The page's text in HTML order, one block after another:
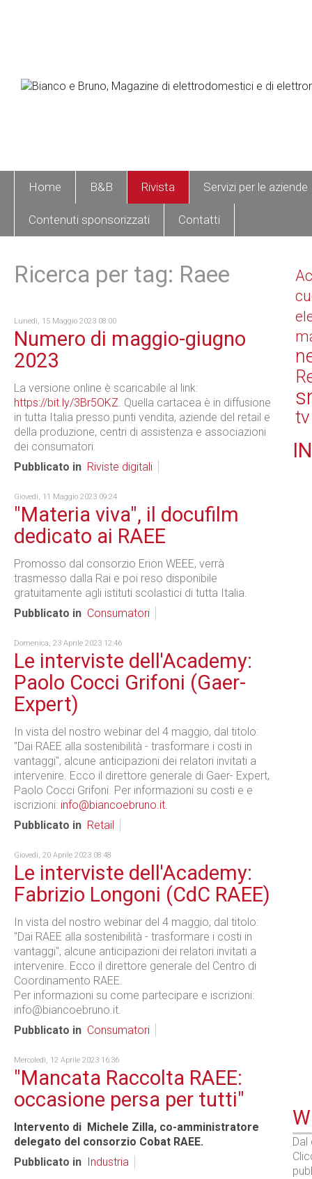
Home B&B Rivista Servizi per le aziende
Contenuti sponsorizzati Contatti
Ricerca per tag: Raee
Lunedì, 15 Maggio 2023 08:00
Numero di maggio-giugno
2023
La versione online è scaricabile al link:
https://bit.ly/3Br5OKZ. Quella cartacea è in diffusione
in tutta Italia presso punti vendita, aziende del retail e
della produzione, centri di assistenza e associazioni
dei consumatori.
Pubblicato in Riviste digitali
Giovedì, 11 Maggio 2023 09:24
"Materia viva", il docufilm
dedicato ai RAEE
Promosso dal consorzio Erion WEEE, verrà
trasmesso dalla Rai e poi reso disponibile
gratuitamente agli istituti scolastici di tutta Italia.
Pubblicato in Consumatori
Domenica, 23 Aprile 2023 12:46
Le interviste dell'Academy:
Paolo Cocci Grifoni (Gaer-
Expert)
In vista del nostro webinar del 4 maggio, dal titolo:
"Dai RAEE alla sostenibilità - trasformare i costi in
vantaggi", alcune anticipazioni dei relatori invitati a
intervenire. Ecco il direttore generale di Gaer- Expert,
Paolo Cocci Grifoni. Per informazioni su costi e e
iscrizioni: info@biancoebruno.it.
Pubblicato in Retail
Giovedì, 20 Aprile 2023 08:48
Le interviste dell'Academy:
Fabrizio Longoni (CdC RAEE)
In vista del nostro webinar del 4 maggio, dal titolo:
"Dai RAEE alla sostenibilità - trasformare i costi in
vantaggi", alcune anticipazioni dei relatori invitati a
intervenire. Ecco il direttore generale del Centro di
Coordinamento RAEE.
Per informazioni su come partecipare e iscrizioni:
info@biancoebruno.it.
Pubblicato in Consumatori
Mercoledì, 12 Aprile 2023 16:36
"Mancata Raccolta RAEE:
occasione persa per tutti"
Intervento di Michele Zilla, co-amministratore
delegato del consorzio Cobat RAEE.
Pubblicato in
Industria
tv
IN